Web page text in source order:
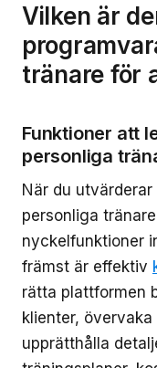
Vilken är
tränare för
Funktioner att
personliga
När du
personliga
nyckelfunktioner
främst är effektiv
rätta plattformen
klienter,
upprätthålla